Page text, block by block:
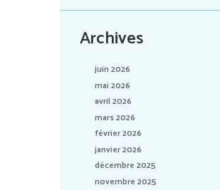
Archives
juin 2026
mai 2026
avril 2026
mars 2026
février 2026
janvier 2026
décembre 2025
novembre 2025